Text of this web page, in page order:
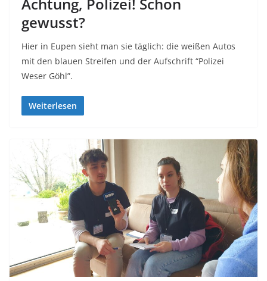
gewusst?
Hier in Eupen sieht man sie täglich: die weißen Autos
mit den blauen Streifen und der Aufschrift “Polizei
Weser Göhl”.
Weiterlesen